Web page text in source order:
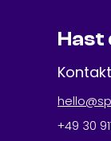
Hast
Kontakt
+49 30